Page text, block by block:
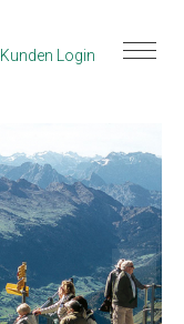
Kunden Login